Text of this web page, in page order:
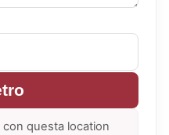
questa location